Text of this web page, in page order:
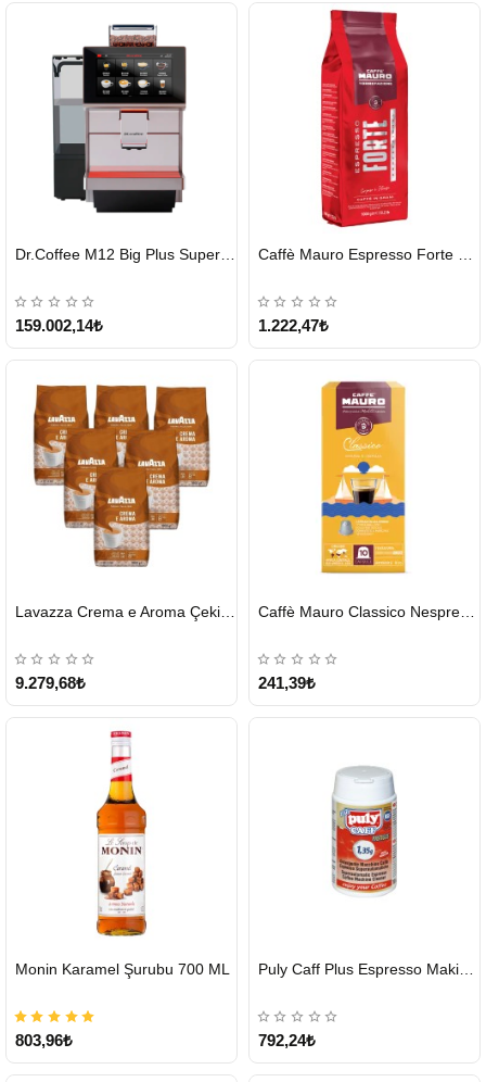
GÖNDERİ
159.002,14₺
GÖNDERİ
1.222,47₺
GÖNDERİ
9.279,68₺
GÖNDERİ
Caffè Mauro Classico Nespresso Kapsül
241,39₺
GÖNDERİ
Monin Karamel Şurubu 700 ML
803,96₺
GÖNDERİ
Puly Caff Plus Espresso Makinesi Temizleyici Tablet 100 x 1.35 G
792,24₺